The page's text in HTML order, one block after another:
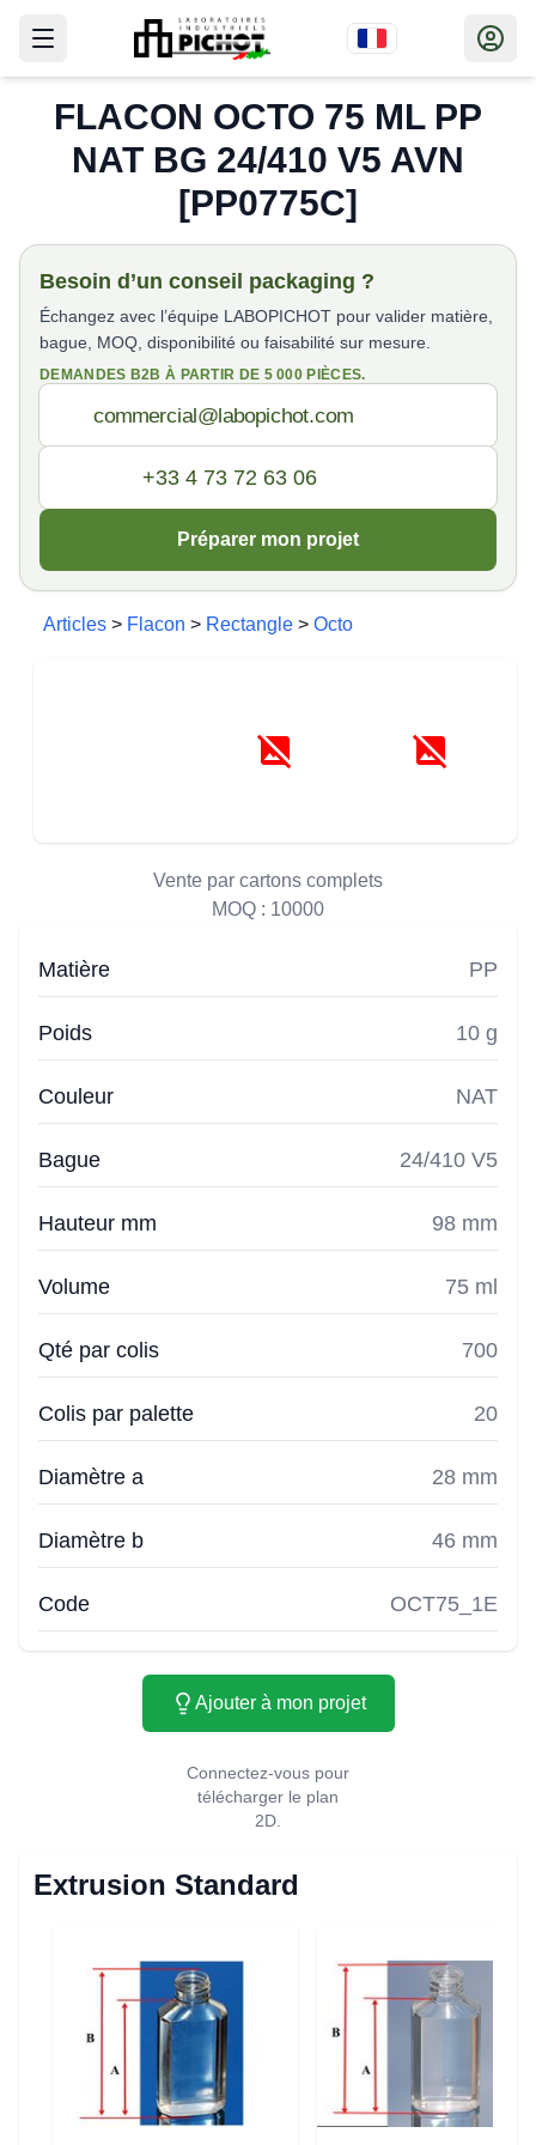
FLACON OCTO 75 ML PP
NAT BG 24/410 V5 AVN
[PP0775C]
Besoin d’un conseil packaging ?
Échangez avec l’équipe LABOPICHOT pour valider matière,
bague, MOQ, disponibilité ou faisabilité sur mesure.
DEMANDES B2B À PARTIR DE 5 000 PIÈCES.
Préparer mon projet
Articles > Flacon > Rectangle > Octo
Vente par cartons complets
MOQ : 10000
Matière PP
Poids 10 g
Couleur NAT
Bague 24/410 V5
Hauteur mm 98 mm
Volume 75 ml
Qté par colis 700
Colis par palette 20
Diamètre a 28 mm
Diamètre b 46 mm
Code OCT75_1E
Ajouter à mon projet
Connectez-vous pour
télécharger le plan
2D.
Extrusion Standard